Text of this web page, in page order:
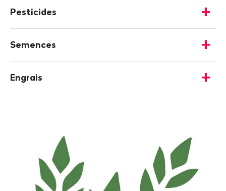
détails
Pesticides
-
Afficher
détails
Semences
-
Afficher
détails
Engrais
-
Afficher